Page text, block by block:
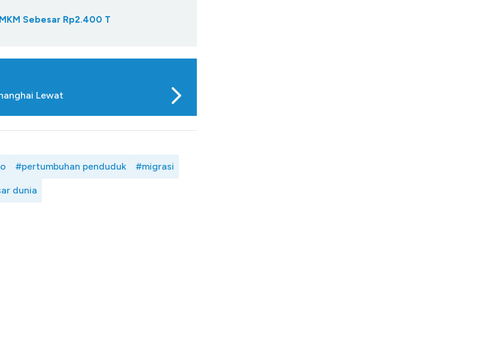
Sebesar Rp2.400 T
Lewat
#pertumbuhan penduduk #migrasi
dunia